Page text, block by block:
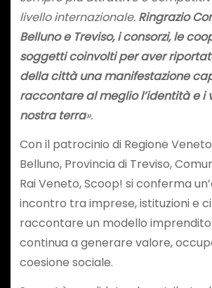
livello internazionale. Ringrazio
Belluno e Treviso, i consorzi, le
soggetti coinvolti per aver
della città una manifestazione
raccontare al meglio l’identità e i
nostra terra».
Con il patrocinio di Regione
Belluno, Provincia di Treviso,
Rai Veneto, Scoop! si conferma
incontro tra imprese, istituzioni e
raccontare un modello
continua a generare valore,
coesione sociale.